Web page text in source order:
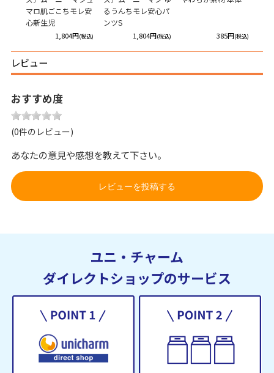
マロ肌ごこちモレ安
心新生児
1,804円(税込)
るうんちモレ安心パ
ンツS
1,804円(税込) 385円(税込)
レビュー
おすすめ度
(0件のレビュー)
あなたの意見や感想を教えて下さい。
レビューを投稿する
ユニ・チャーム
ダイレクトショップのサービス